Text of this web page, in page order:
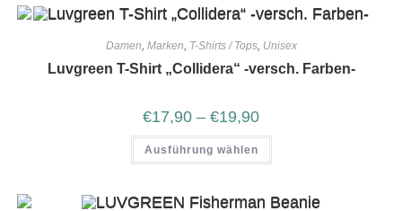
Damen, Marken, T-Shirts / Tops, Unisex
Luvgreen T-Shirt „Collidera“ -versch. Farben-
€17,90 – €19,90
Ausführung wählen